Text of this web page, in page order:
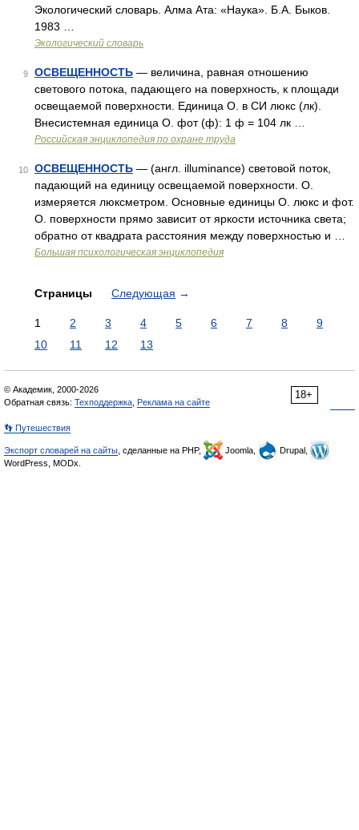
Экологический словарь. Алма Ата: «Наука». Б.А. Быков.
1983 …
Экологический словарь
9 ОСВЕЩЕННОСТЬ — величина, равная отношению
светового потока, падающего на поверхность, к площади
освещаемой поверхности. Единица О. в СИ люкс (лк).
Внесистемная единица О. фот (ф): 1 ф = 104 лк …
Российская энциклопедия по охране труда
10 ОСВЕЩЕННОСТЬ — (англ. illuminance) световой поток,
падающий на единицу освещаемой поверхности. О.
измеряется люксметром. Основные единицы О. люкс и фот.
О. поверхности прямо зависит от яркости источника света;
обратно от квадрата расстояния между поверхностью и …
Большая психологическая энциклопедия
Страницы Следующая →
1 2 3 4 5 6 7 8
9
10
11 12 13
18+
© Академик, 2000-2026
Обратная связь: Техподдержка Реклама на сайте
👣 Путешествия
Экспорт словарей на сайты , сделанные на PHP, Joomla,
Drupal,
WordPress, MODx.